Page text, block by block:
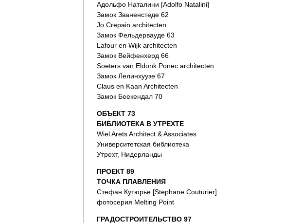
Адольфо Наталини [Adolfo Natalini]
Замок Званенстеде 62
Jo Crepain architecten
Замок Фельдервауде 63
Lafour en Wijk architecten
Замок Вейфенхерд 66
Soeters van Eldonk Ponec architecten
Замок Лелинхуузе 67
Claus en Kaan Architecten
Замок Беекендал 70
ОБЪЕКТ 73
БИБЛИОТЕКА В УТРЕХТЕ
Wiel Arets Architect & Associates
Университетская библиотека
Утрехт, Нидерланды
ПРОЕКТ 89
ТОЧКА ПЛАВЛЕНИЯ
Стефан Кутюрье [Stephane Couturier]
фотосерия Melting Point
ГРАДОСТРОИТЕЛЬСТВО 97